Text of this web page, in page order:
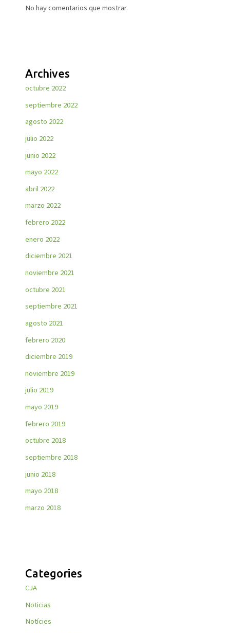
No hay comentarios que mostrar.
Archives
octubre 2022
septiembre 2022
agosto 2022
julio 2022
junio 2022
mayo 2022
abril 2022
marzo 2022
febrero 2022
enero 2022
diciembre 2021
noviembre 2021
octubre 2021
septiembre 2021
agosto 2021
febrero 2020
diciembre 2019
noviembre 2019
julio 2019
mayo 2019
febrero 2019
octubre 2018
septiembre 2018
junio 2018
mayo 2018
marzo 2018
Categories
CJA
Noticias
Notícies